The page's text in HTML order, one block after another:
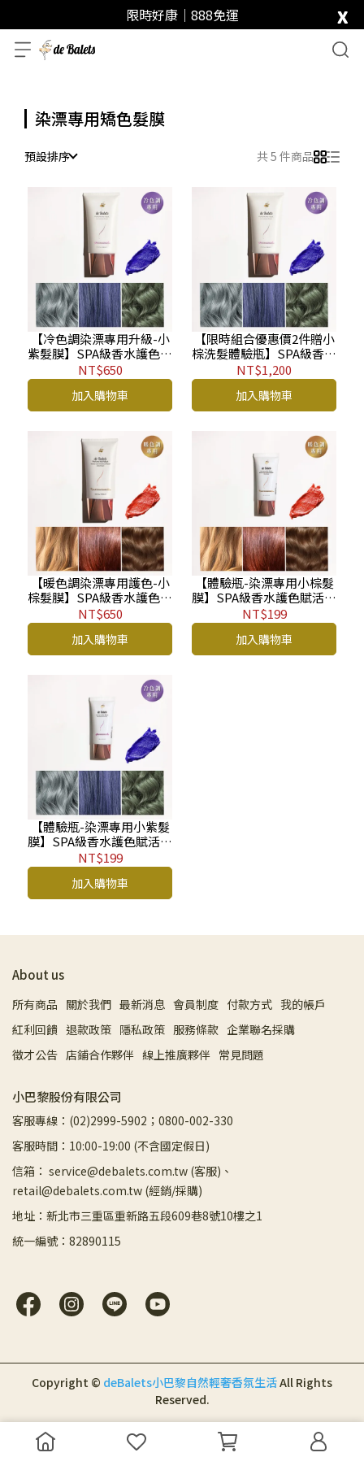
限時好康｜888免運 x
染漂專用矯色髮膜
預設排序 共 5 件商品
【冷色調染漂專用升級-小
紫髮膜】SPA級香水護色賦
活深層修護髮膜 (淡雅晚
香)150ml HT
NT$650
加入購物車
【限時組合優惠價2件贈小
棕洗髮體驗瓶】SPA級香水
護色賦活深層修護髮膜 (淡
雅晚香)150ml (購物車請選
1件等於3個商品)
NT$1,200
加入購物車
【暖色調染漂專用護色-小
棕髮膜】SPA級香水護色賦
活深層修護髮膜 (清新晨
香)150ml HT
NT$650
加入購物車
【體驗瓶-染漂專用小棕髮
膜】SPA級香水護色賦活深
層修護髮膜 (清新晨香)
30ml HT
NT$199
加入購物車
【體驗瓶-染漂專用小紫髮
膜】SPA級香水護色賦活深
層修護髮膜 No.12 (淡雅晚
香) 30mlHT
NT$199
加入購物車
About us
所有商品 關於我們 最新消息 會員制度 付款方式 我的帳戶
紅利回饋 退款政策 隱私政策 服務條款 企業聯名採購
徵才公告 店鋪合作夥伴 線上推廣夥伴 常見問題
小巴黎股份有限公司
客服專線：(02)2999-5902；0800-002-330
客服時間：10:00-19:00 (不含國定假日)
信箱： service@debalets.com.tw (客服)、
retail@debalets.com.tw (經銷/採購)
地址：新北市三重區重新路五段609巷8號10樓之1
統一編號：82890115
Copyright © deBalets小巴黎自然輕奢香氛生活All Rights
Reserved.